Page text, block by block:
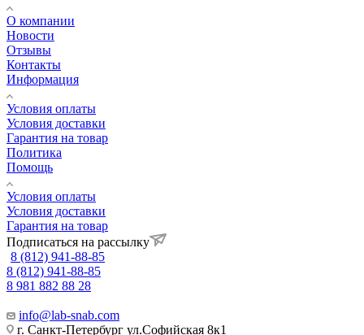
О компании
Новости
Отзывы
Контакты
Информация
Условия оплаты
Условия доставки
Гарантия на товар
Политика
Помощь
Условия оплаты
Условия доставки
Гарантия на товар
Подписаться на рассылку
8 (812) 941-88-85
8 (812) 941-88-85
8 981 882 88 28
info@lab-snab.com
г. Санкт-Петербург ул.Софийская 8к1